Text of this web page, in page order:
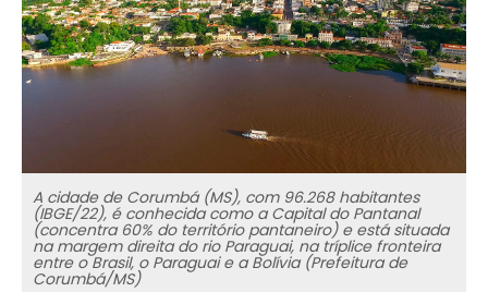
A cidade de Corumbá (MS), com 96.268 habitantes
(IBGE/22), é conhecida como a Capital do Pantanal
(concentra 60% do território pantaneiro) e está situada
na margem direita do rio Paraguai, na tríplice fronteira
entre o Brasil, o Paraguai e a Bolívia (Prefeitura de
Corumbá/MS)